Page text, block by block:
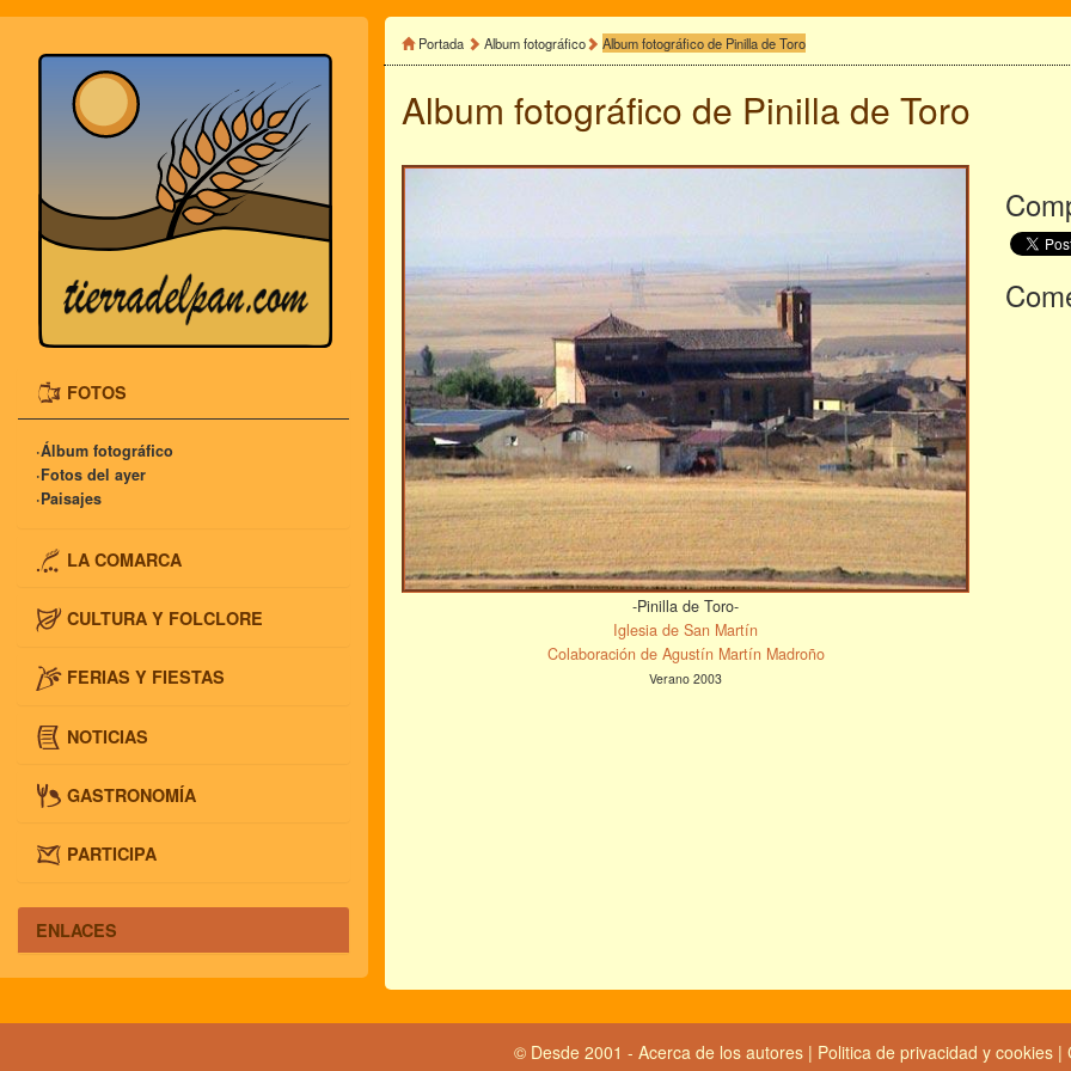
FOTOS
·Álbum fotográfico
·Fotos del ayer
·Paisajes
LA COMARCA
CULTURA Y FOLCLORE
FERIAS Y FIESTAS
NOTICIAS
GASTRONOMÍA
PARTICIPA
ENLACES
Portada Album fotográfico Album fotográfico de Pinilla de Toro
Album fotográfico de Pinilla de Toro
-Pinilla de Toro-
Iglesia de San Martín
Colaboración de Agustín Martín Madroño
Verano 2003
© Desde 2001 - Acerca de los autores| Politica de privacidad y cookies |